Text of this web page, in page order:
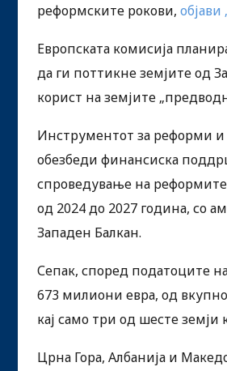
реформските рокови, објави
Европската комисија
да ги поттикне земјите од
корист на земјите
Инструментот за реформи и
обезбеди финансиска
спроведување на
од 2024 до 2027 година, со
Западен Балкан.
Сепак, според податоците
673 милиони евра, од
кај само три од шесте земји
Црна Гора, Албанија и